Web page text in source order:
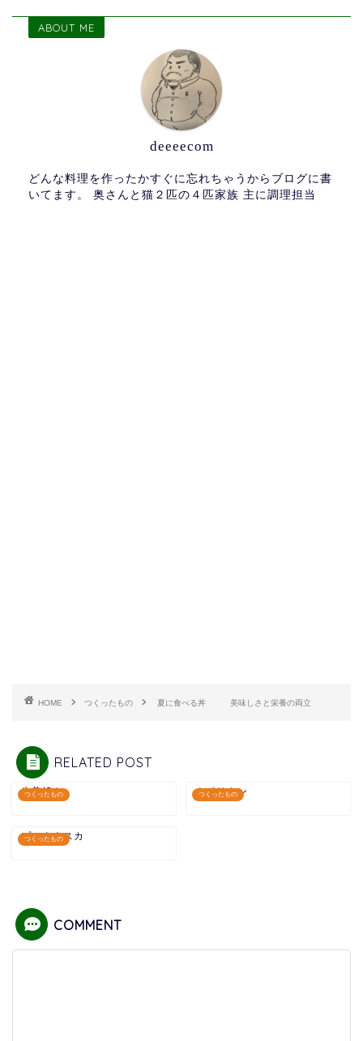
ABOUT ME
deeeecom
どんな料理を作ったかすぐに忘れちゃうからブログに書
いてます。 奥さんと猫２匹の４匹家族 主に調理担当
HOME つくったもの 夏に食べる丼 美味しさと栄養の両立
RELATED POST
つくったもの
生姜焼き つくったもの
ナポリタン
つくったもの
プッタネスカ
COMMENT